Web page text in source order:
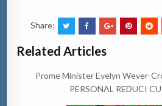
Share:
Related Articles
Prome Minister Evelyn Wever-
PERSONAL REDUCI